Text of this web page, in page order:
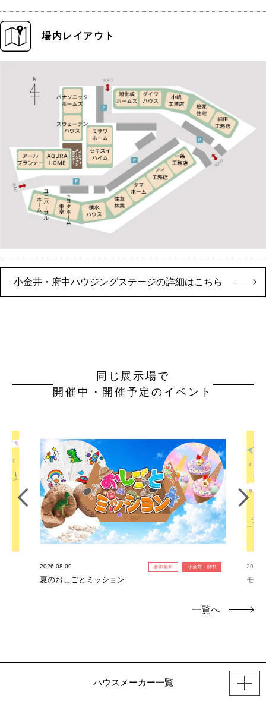
場内レイアウト
小金井・府中ハウジングステージの詳細はこちら
同じ展示場で
開催中・開催予定のイベント
2026.08.09 参加無料 小金井・府中
夏のおしごとミッション モデ
一覧へ
ハウスメーカー一覧